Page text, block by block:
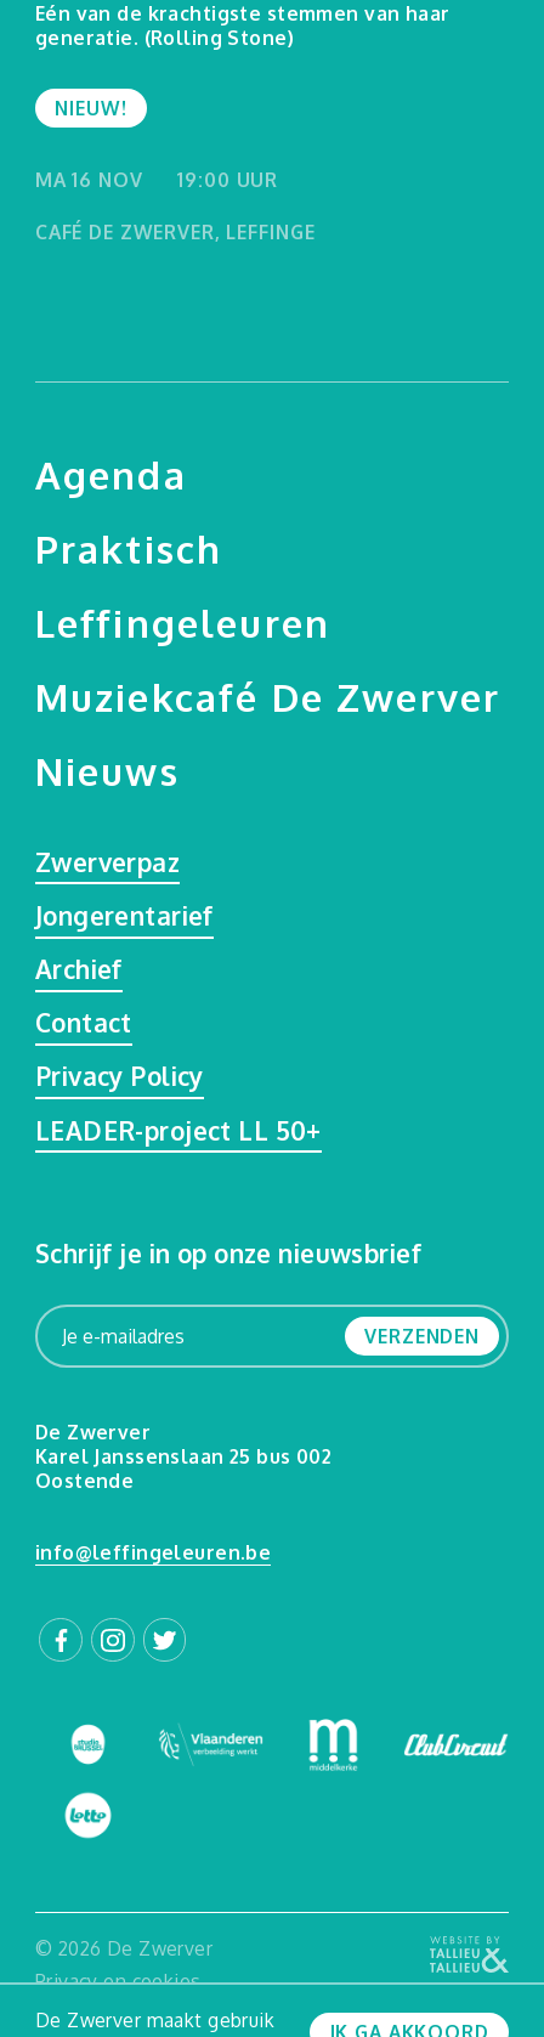
De Zwerver maakt gebruik
IK GA AKKOORD
Eén van de krachtigste stemmen van haar
generatie. (Rolling Stone)
NIEUW!
MA 16 NOV 19:00 UUR
CAFÉ DE ZWERVER, LEFFINGE
Agenda
Praktisch
Leffingeleuren
Muziekcafé De Zwerver
Nieuws
Zwerverpaz
Jongerentarief
Archief
Contact
Privacy Policy
LEADER-project LL 50+
Schrijf je in op onze nieuwsbrief
VERZENDEN
De Zwerver
Karel Janssenslaan 25 bus 002
Oostende
info@leffingeleuren.be
© 2026 De Zwerver
Privacy en cookies
Algemene voorwaarden